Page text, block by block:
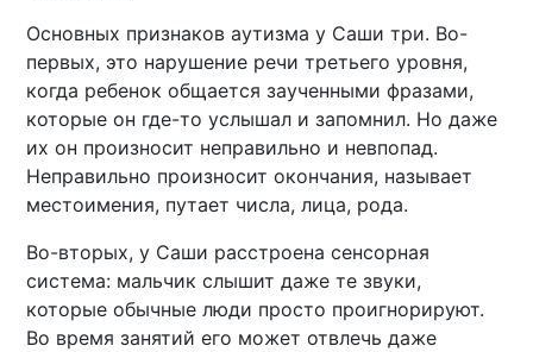
Основных признаков аутизма у Саши три. Во-
первых, это нарушение речи третьего уровня,
когда ребенок общается заученными фразами,
которые он где-то услышал и запомнил. Но даже
их он произносит неправильно и невпопад.
Неправильно произносит окончания, называет
местоимения, путает числа, лица, рода.
Во-вторых, у Саши расстроена сенсорная
система: мальчик слышит даже те звуки,
которые обычные люди просто проигнорируют.
Во время занятий его может отвлечь даже